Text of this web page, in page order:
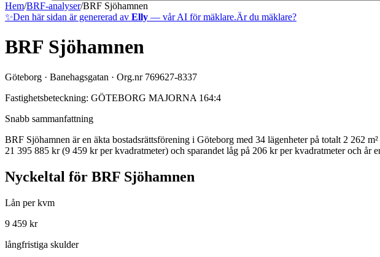
Hem/BRF-analyser/BRF Sjöhamnen
✨Den här sidan är genererad av Elly — vår AI för mäklare.Är du mäklare?
BRF Sjöhamnen
Göteborg · Banehagsgatan · Org.nr 769627-8337
Fastighetsbeteckning: GÖTEBORG MAJORNA 164:4
Snabb sammanfattning
BRF Sjöhamnen är en äkta bostadsrättsförening i Göteborg med 34 lägenheter på totalt 2 262
21 395 885 kr (9 459 kr per kvadratmeter) och sparandet låg på 206 kr per kvadratmeter och år
Nyckeltal för BRF Sjöhamnen
Lån per kvm
9 459 kr
långfristiga skulder